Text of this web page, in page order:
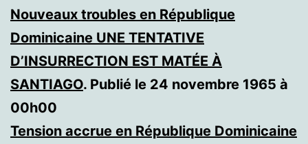
Nouveaux troubles en République
Dominicaine UNE TENTATIVE
D’INSURRECTION EST MATÉE À
SANTIAGO. Publié le 24 novembre 1965 à
00h00
Tension accrue en République Dominicaine